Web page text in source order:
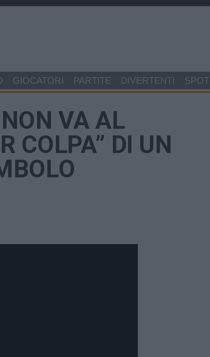
GIOCATORI PARTITE DIVERTENTI SPOT
VA AL
COLPA” DI UN